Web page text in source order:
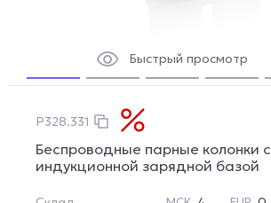
Быстрый просмотр
P328.331
Беспроводные парные колонки с
индукционной зарядной базой